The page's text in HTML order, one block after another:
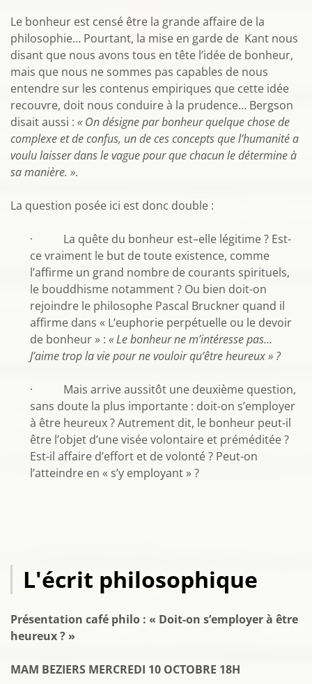
Le bonheur est censé être la grande affaire de la
philosophie… Pourtant, la mise en garde de Kant nous
disant que nous avons tous en tête l’idée de bonheur,
mais que nous ne sommes pas capables de nous
entendre sur les contenus empiriques que cette idée
recouvre, doit nous conduire à la prudence… Bergson
disait aussi : « On désigne par bonheur quelque chose de
complexe et de confus, un de ces concepts que l’humanité a
voulu laisser dans le vague pour que chacun le détermine à
sa manière. ».
La question posée ici est donc double :
· La quête du bonheur est–elle légitime ? Est-
ce vraiment le but de toute existence, comme
l’affirme un grand nombre de courants spirituels,
le bouddhisme notamment ? Ou bien doit-on
rejoindre le philosophe Pascal Bruckner quand il
affirme dans « L’euphorie perpétuelle ou le devoir
de bonheur » :« Le bonheur ne m’intéresse pas…
J’aime trop la vie pour ne vouloir qu’être heureux » ?
· Mais arrive aussitôt une deuxième question,
sans doute la plus importante : doit-on s’employer
à être heureux ? Autrement dit, le bonheur peut-il
être l’objet d’une visée volontaire et préméditée ?
Est-il affaire d’effort et de volonté ? Peut-on
l’atteindre en « s’y employant » ?
L'écrit philosophique
Présentation café philo : « Doit-on s’employer à être
heureux ? »
MAM BEZIERS MERCREDI 10 OCTOBRE 18H